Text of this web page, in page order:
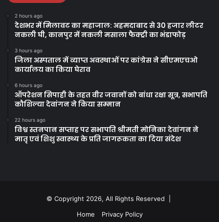
2 hours ago
देशभर में मिलावट का महाजाल: अहमदाबाद से 30 हजार लीटर
नकली घी, कानपुर में नकली मसाला फैक्ट्री का भंडाफोड़
3 hours ago
जिला अस्पताल में व्याप्त अवस्थाओं पर कांग्रेस ने सीएमएचओ
कार्यालय का किया घेराव
6 hours ago
ऑपरेशन सिपाही के तहत वीर जवानों को बांधा रक्षा सूत्र, सभापति
कौशिल्या देवांगन ने किया सम्मान
22 hours ago
विश्व स्तनपान सप्ताह पर सभापति श्रीमती मोनिका देवांगन ने
मातृ एवं शिशु स्वास्थ्य के प्रति जागरूकता का दिया संदेश
© Copyright 2026, All Rights Reserved |
Home
Privacy Policy